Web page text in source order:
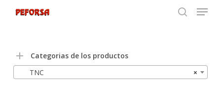
Menu
Categorias de los productos
×
TNC